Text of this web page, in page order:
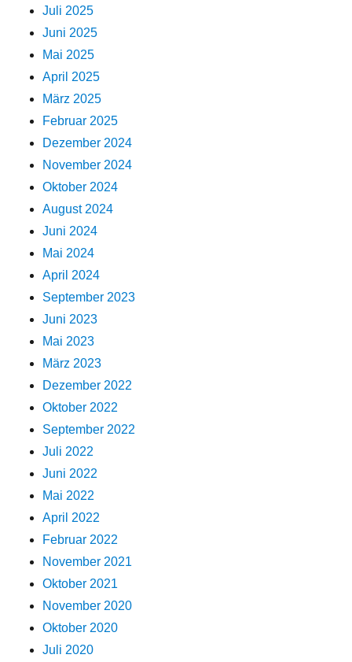
Juli 2025
Juni 2025
Mai 2025
April 2025
März 2025
Februar 2025
Dezember 2024
November 2024
Oktober 2024
August 2024
Juni 2024
Mai 2024
April 2024
September 2023
Juni 2023
Mai 2023
März 2023
Dezember 2022
Oktober 2022
September 2022
Juli 2022
Juni 2022
Mai 2022
April 2022
Februar 2022
November 2021
Oktober 2021
November 2020
Oktober 2020
Juli 2020